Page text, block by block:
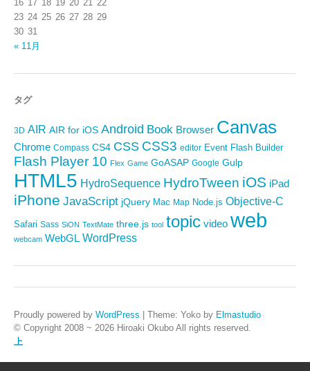
16 17 18 19 20 21 22
23 24 25 26 27 28 29
30 31
« 11月
タグ
3D AIR AIR for iOS Android Book Browser Canvas
Chrome Compass CS4 CSS CSS3 editor Event Flash Builder
Flash Player 10 Flex Game GoASAP Google Gulp
HTML5 HydroSequence HydroTween iOS iPad
iPhone JavaScript jQuery Mac Map Node.js Objective-C
Safari Sass SiON TextMate three.js tool topic video web
webcam WebGL WordPress
Proudly powered by WordPress Theme: Yoko by Elmastudio
© Copyright 2008 ~ 2026 Hiroaki Okubo All rights reserved.
上